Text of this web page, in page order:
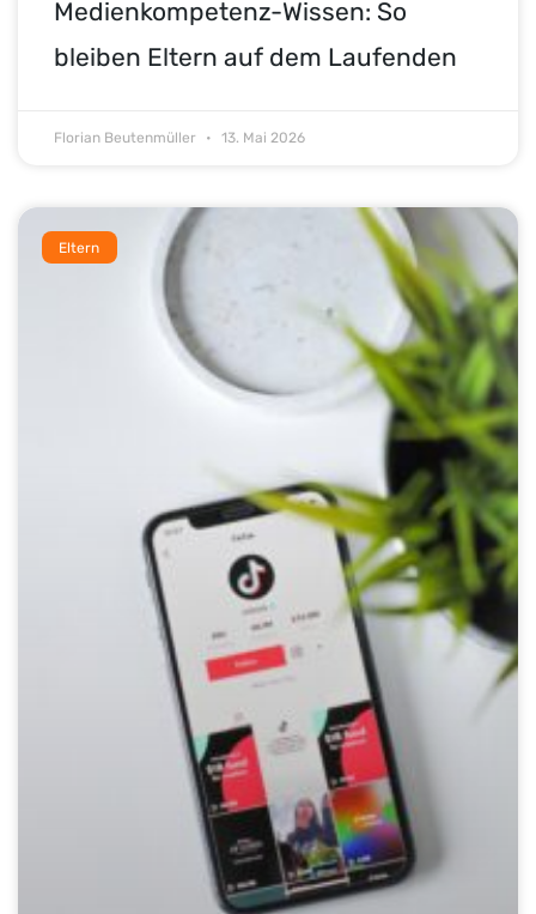
Medienkompetenz-Wissen: So
bleiben Eltern auf dem Laufenden
Florian Beutenmüller 13. Mai 2026
Eltern